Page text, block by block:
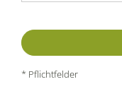
* Pflichtfelder